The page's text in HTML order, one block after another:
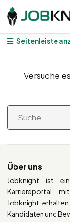
Seitenleiste
Versuche
Über uns
Jobknight ist
Karriereportal
Jobknight
Kandidaten und